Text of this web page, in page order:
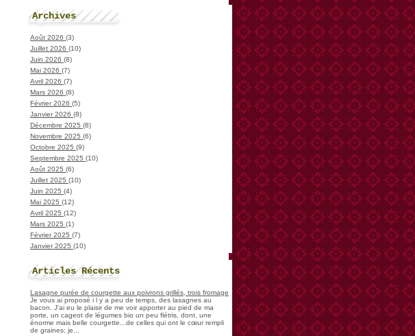
Archives
Août 2026 (3)
Juillet 2026 (10)
Juin 2026 (8)
Mai 2026 (7)
Avril 2026 (7)
Mars 2026 (8)
Février 2026 (5)
Janvier 2026 (8)
Décembre 2025 (8)
Novembre 2025 (6)
Octobre 2025 (9)
Septembre 2025 (10)
Août 2025 (6)
Juillet 2025 (10)
Juin 2025 (4)
Mai 2025 (12)
Avril 2025 (12)
Mars 2025 (1)
Février 2025 (7)
Janvier 2025 (10)
Articles Récents
Lasagne purée de courgette aux poivrons grillés, trois fromage
Je vous ai proposé i l y a peu de temps, des lasagnes au
bacon. J'ai eu le plaisir de me voir apporter au pied de ma
porte, un cageot de légumes bio un peu flétris, dont, une
énorme mais belle courgette...de celles qui ont le cœur rempli
de graines; je...